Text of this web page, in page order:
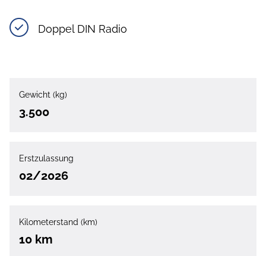
Doppel DIN Radio
Gewicht (kg)
3.500
Erstzulassung
02/2026
Kilometerstand (km)
10 km